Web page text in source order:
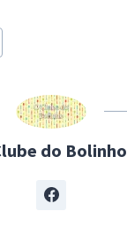
do Bolinho